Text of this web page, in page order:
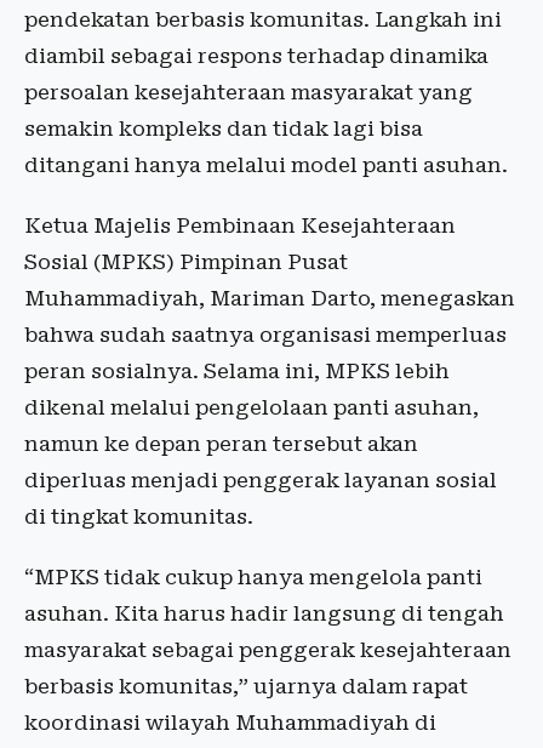
pendekatan berbasis komunitas. Langkah ini
diambil sebagai respons terhadap dinamika
persoalan kesejahteraan masyarakat yang
semakin kompleks dan tidak lagi bisa
ditangani hanya melalui model panti asuhan.
Ketua Majelis Pembinaan Kesejahteraan
Sosial (MPKS) Pimpinan Pusat
Muhammadiyah, Mariman Darto, menegaskan
bahwa sudah saatnya organisasi memperluas
peran sosialnya. Selama ini, MPKS lebih
dikenal melalui pengelolaan panti asuhan,
namun ke depan peran tersebut akan
diperluas menjadi penggerak layanan sosial
di tingkat komunitas.
“MPKS tidak cukup hanya mengelola panti
asuhan. Kita harus hadir langsung di tengah
masyarakat sebagai penggerak kesejahteraan
berbasis komunitas,” ujarnya dalam rapat
koordinasi wilayah Muhammadiyah di